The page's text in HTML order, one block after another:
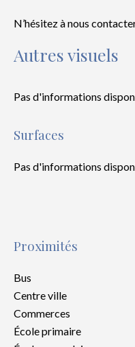
N’hésitez à nous
Autres visuels
Pas d'informations
Surfaces
Pas d'informations
Proximités
Bus
Centre ville
Commerces
École primaire